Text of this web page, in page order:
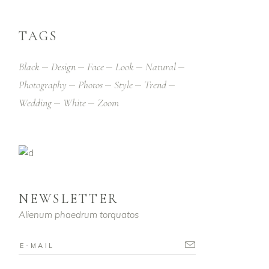
TAGS
Black Design Face Look
Natural
Photography
Photos Style
Trend
Wedding
White Zoom
NEWSLETTER
Alienum phaedrum torquatos